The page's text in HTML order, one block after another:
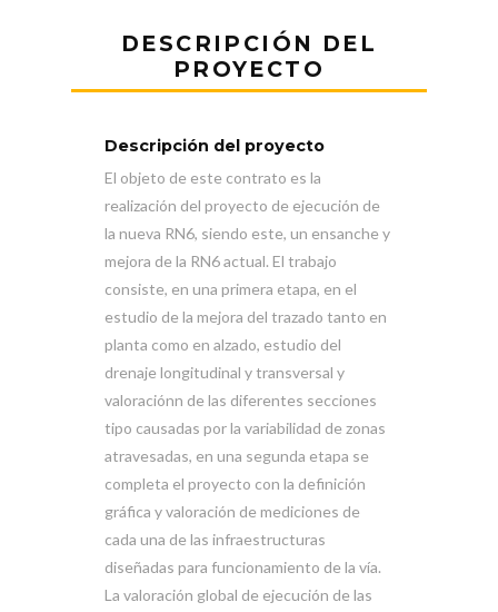
DESCRIPCIÓN DEL
PROYECTO
Descripción del proyecto
El objeto de este contrato es la
realización del proyecto de ejecución de
la nueva RN6, siendo este, un ensanche y
mejora de la RN6 actual. El trabajo
consiste, en una primera etapa, en el
estudio de la mejora del trazado tanto en
planta como en alzado, estudio del
drenaje longitudinal y transversal y
valoraciónn de las diferentes secciones
tipo causadas por la variabilidad de zonas
atravesadas, en una segunda etapa se
completa el proyecto con la definición
gráfica y valoración de mediciones de
cada una de las infraestructuras
diseñadas para funcionamiento de la vía.
La valoración global de ejecución de las